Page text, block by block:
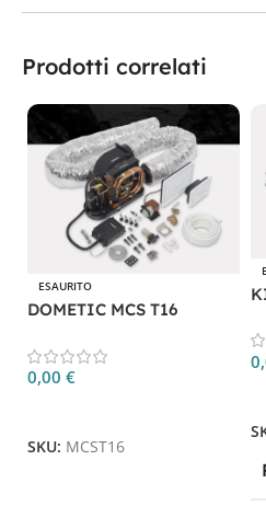
Prodotti correlati
ESAURITO
DOMETIC MCS T16
0,00 €
SKU: MCST16